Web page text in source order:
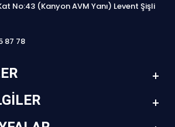
No:43 (Kanyon AVM Yanı) Levent Şişli
87 78